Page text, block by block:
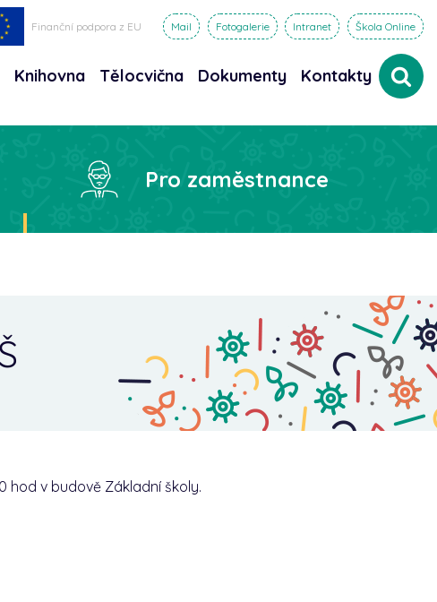
Finanční podpora z EU Mail Fotogalerie Intranet Škola Online
Knihovna Tělocvična Dokumenty Kontakty
Pro zaměstnance
hod v budově Základní školy.